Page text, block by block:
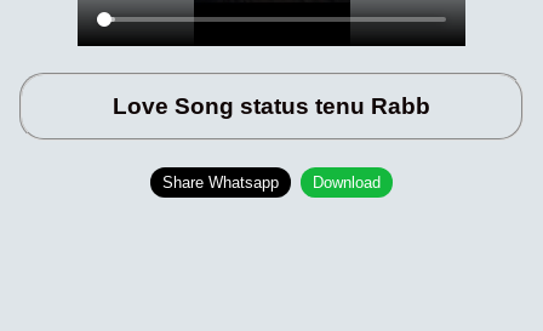
Love Song status tenu Rabb
Share Whatsapp Download